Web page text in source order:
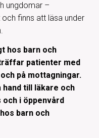
ungdomar –
finns att läsa under
hos barn och
patienter med
på mottagningar.
till läkare och
i öppenvård
barn och